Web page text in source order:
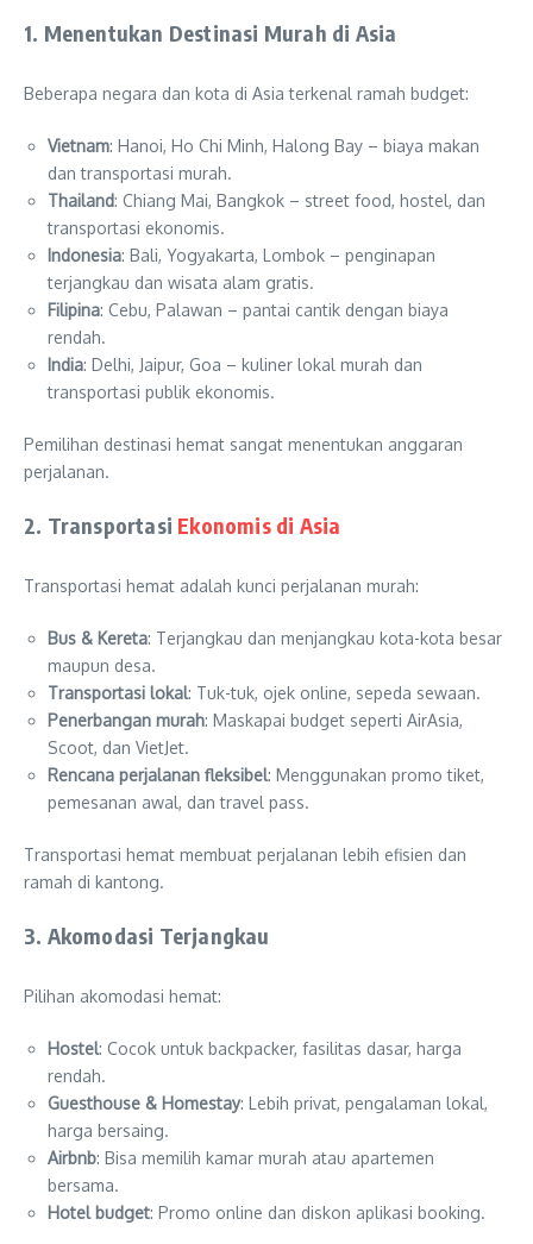
1. Menentukan Destinasi Murah di Asia
Beberapa negara dan kota di Asia terkenal ramah budget:
Vietnam: Hanoi, Ho Chi Minh, Halong Bay – biaya makan
dan transportasi murah.
Thailand: Chiang Mai, Bangkok – street food, hostel, dan
transportasi ekonomis.
Indonesia: Bali, Yogyakarta, Lombok – penginapan
terjangkau dan wisata alam gratis.
Filipina: Cebu, Palawan – pantai cantik dengan biaya
rendah.
India: Delhi, Jaipur, Goa – kuliner lokal murah dan
transportasi publik ekonomis.
Pemilihan destinasi hemat sangat menentukan anggaran
perjalanan.
2. Transportasi Ekonomis di Asia
Transportasi hemat adalah kunci perjalanan murah:
Bus & Kereta: Terjangkau dan menjangkau kota-kota besar
maupun desa.
Transportasi lokal: Tuk-tuk, ojek online, sepeda sewaan.
Penerbangan murah: Maskapai budget seperti AirAsia,
Scoot, dan VietJet.
Rencana perjalanan fleksibel: Menggunakan promo tiket,
pemesanan awal, dan travel pass.
Transportasi hemat membuat perjalanan lebih efisien dan
ramah di kantong.
3. Akomodasi Terjangkau
Pilihan akomodasi hemat:
Hostel: Cocok untuk backpacker, fasilitas dasar, harga
rendah.
Guesthouse & Homestay: Lebih privat, pengalaman lokal,
harga bersaing.
Airbnb: Bisa memilih kamar murah atau apartemen
bersama.
Hotel budget: Promo online dan diskon aplikasi booking.